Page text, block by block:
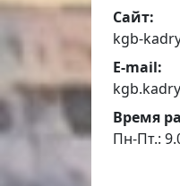
Сайт:
kgb-
E-mail:
Время
Пн-Пт.: